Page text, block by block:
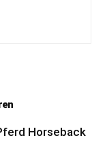
Horseback